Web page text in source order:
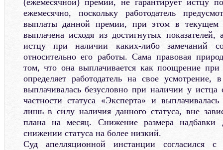
ежемесячно, поскольку работодатель
выплаты данной премии, при этом в текущем
выплачена исходя из достигнутых
истцу при наличии каких-либо замечаний
относительно его работы. Сама правовая
том, что она выплачивается как поощрение при
определяет работодатель на свое усмотрение,
выплачивалась безусловно при наличии у истца
частности статуса «Эксперта» и
лишь в силу наличия данного статуса, вне
плана на месяц. Снижение размера надбавки
снижении статуса на более низкий.
Суд апелляционной инстанции согласился